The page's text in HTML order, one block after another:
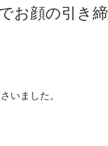
お顔の引き締
いました。